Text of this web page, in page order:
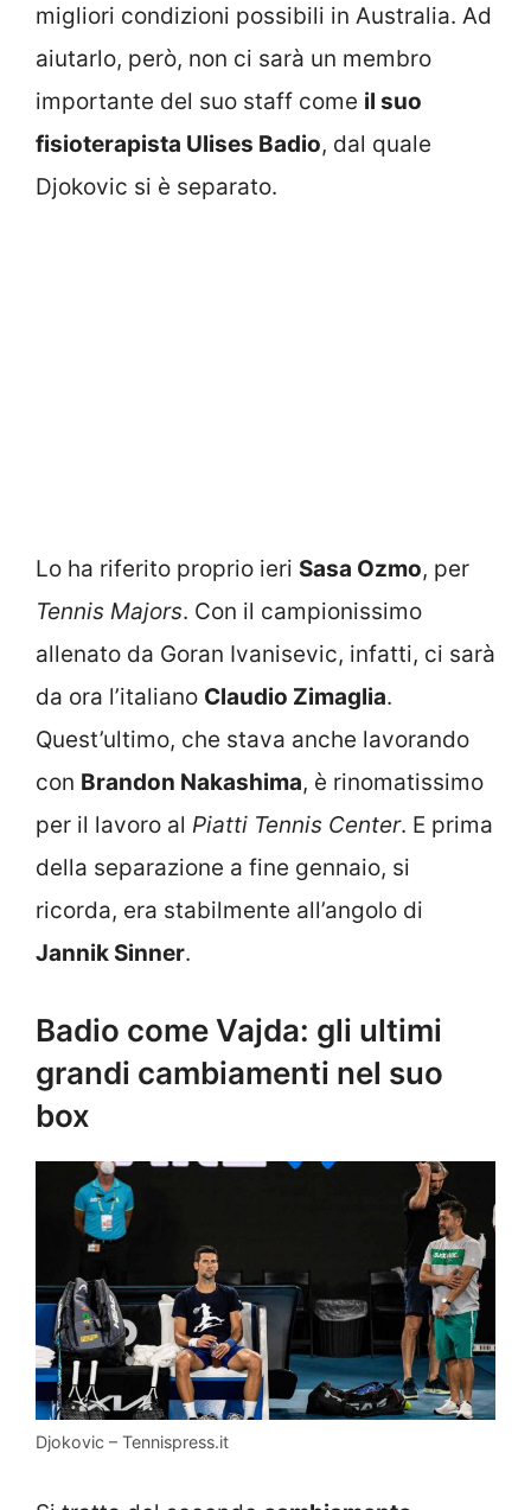
migliori condizioni possibili in Australia. Ad
aiutarlo, però, non ci sarà un membro
importante del suo staff come il suo
fisioterapista Ulises Badio, dal quale
Djokovic si è separato.
Lo ha riferito proprio ieri Sasa Ozmo, per
Tennis Majors. Con il campionissimo
allenato da Goran Ivanisevic, infatti, ci sarà
da ora l’italiano Claudio Zimaglia.
Quest’ultimo, che stava anche lavorando
con Brandon Nakashima, è rinomatissimo
per il lavoro al Piatti Tennis Center. E prima
della separazione a fine gennaio, si
ricorda, era stabilmente all’angolo di
Jannik Sinner.
Badio come Vajda: gli ultimi
grandi cambiamenti nel suo
box
Djokovic – Tennispress.it